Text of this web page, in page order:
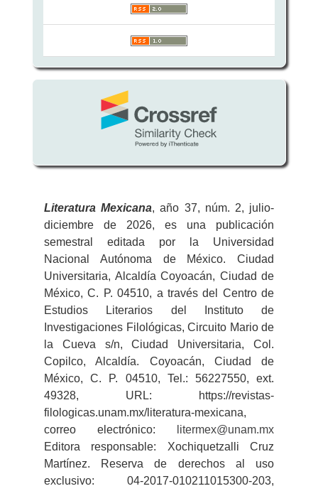
Literatura Mexicana, año 37, núm. 2, julio-
diciembre de 2026, es una publicación
semestral editada por la Universidad
Nacional Autónoma de México. Ciudad
Universitaria, Alcaldía Coyoacán, Ciudad de
México, C. P. 04510, a través del Centro de
Estudios Literarios del Instituto de
Investigaciones Filológicas, Circuito Mario de
la Cueva s/n, Ciudad Universitaria, Col.
Copilco, Alcaldía. Coyoacán, Ciudad de
México, C. P. 04510, Tel.: 56227550, ext.
49328, URL: https://revistas-
filologicas.unam.mx/literatura-mexicana,
correo electrónico:
litermex@unam.mx
Editora responsable: Xochiquetzalli Cruz
Martínez. Reserva de derechos al uso
exclusivo: 04-2017-010211015300-203,